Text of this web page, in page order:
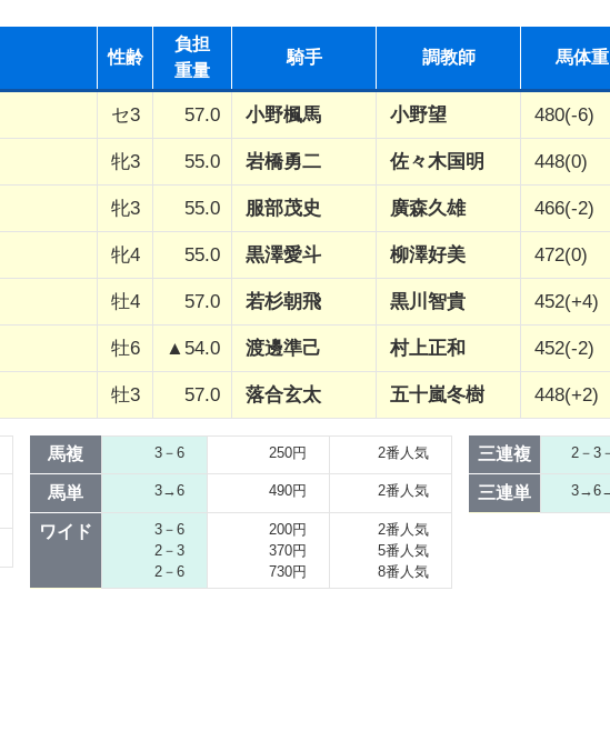
性齢
負担
重量
騎手 調教師 馬体重
セ3 57.0 小野楓馬 小野望 480(-6)
牝3 55.0 岩橋勇二 佐々木国明 448(0)
牝3 55.0 服部茂史 廣森久雄 466(-2)
牝4 55.0 黒澤愛斗 柳澤好美 472(0)
牡4 57.0 若杉朝飛 黒川智貴 452(+4)
牡6 ▲54.0 渡邊準己 村上正和 452(-2)
牡3 57.0 落合玄太 五十嵐冬樹 448(+2)
馬複 3－6 250円 2番人気
馬単 3→6 490円 2番人気
ワイド
3－6
2－3
2－6
200円
370円
730円
2番人気
5番人気
8番人気
三連複 2－3
三連単